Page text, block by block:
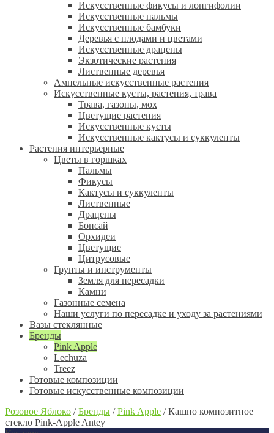
Искусственные фикусы и лонгифолии
Искусственные пальмы
Искусственные бамбуки
Деревья с плодами и цветами
Искусственные драцены
Экзотические растения
Лиственные деревья
Ампельные искусственные растения
Искусственные кусты, растения, трава
Трава, газоны, мох
Цветущие растения
Искусственные кусты
Искусственные кактусы и суккуленты
Растения интерьерные
Цветы в горшках
Пальмы
Фикусы
Кактусы и суккуленты
Лиственные
Драцены
Бонсай
Орхидеи
Цветущие
Цитрусовые
Грунты и инструменты
Земля для пересадки
Камни
Газонные семена
Наши услуги по пересадке и уходу за растениями
Вазы стеклянные
Бренды
Pink Apple
Lechuza
Treez
Готовые композиции
Готовые искусственные композиции
Розовое Яблоко /Бренды /Pink Apple /Кашпо композитное
стекло Pink-Apple Antey